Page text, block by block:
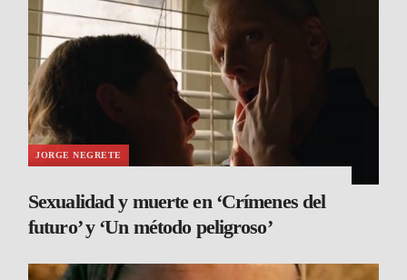
JORGE NEGRETE
Sexualidad y muerte en ‘Crímenes del
futuro’ y ‘Un método peligroso’